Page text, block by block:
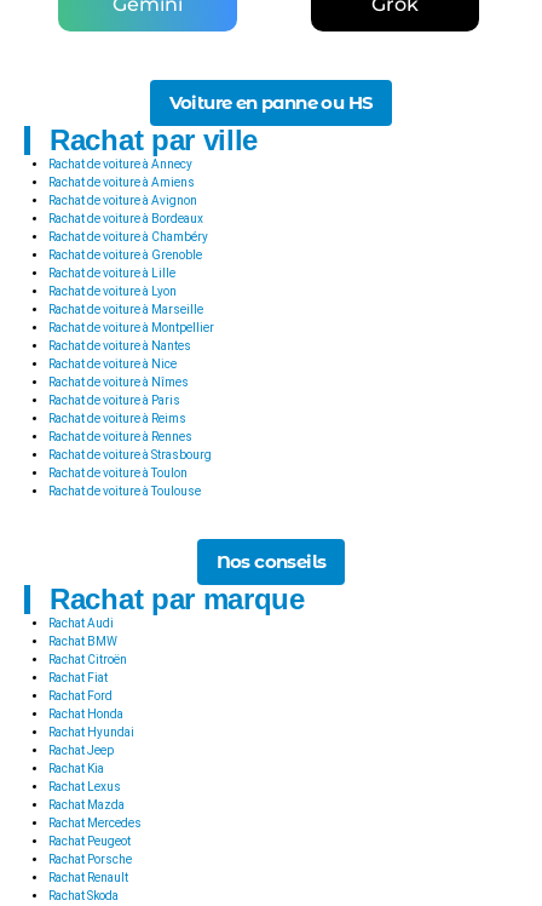
Gemini Grok
Voiture en panne ou HS
Rachat par ville
Rachat de voiture à Annecy
Rachat de voiture à Amiens
Rachat de voiture à Avignon
Rachat de voiture à Bordeaux
Rachat de voiture à Chambéry
Rachat de voiture à Grenoble
Rachat de voiture à Lille
Rachat de voiture à Lyon
Rachat de voiture à Marseille
Rachat de voiture à Montpellier
Rachat de voiture à Nantes
Rachat de voiture à Nice
Rachat de voiture à Nîmes
Rachat de voiture à Paris
Rachat de voiture à Reims
Rachat de voiture à Rennes
Rachat de voiture à Strasbourg
Rachat de voiture à Toulon
Rachat de voiture à Toulouse
Nos conseils
Rachat par marque
Rachat Audi
Rachat BMW
Rachat Citroën
Rachat Fiat
Rachat Ford
Rachat Honda
Rachat Hyundai
Rachat Jeep
Rachat Kia
Rachat Lexus
Rachat Mazda
Rachat Mercedes
Rachat Peugeot
Rachat Porsche
Rachat Renault
Rachat Skoda